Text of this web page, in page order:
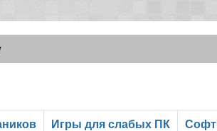
Игры для слабых ПК Софт